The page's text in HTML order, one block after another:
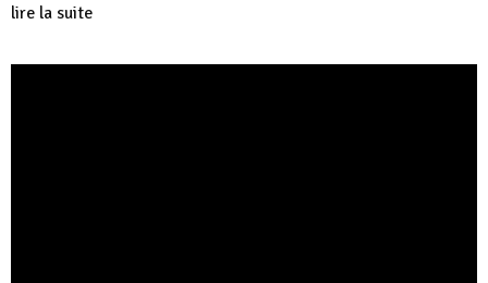
lire la suite